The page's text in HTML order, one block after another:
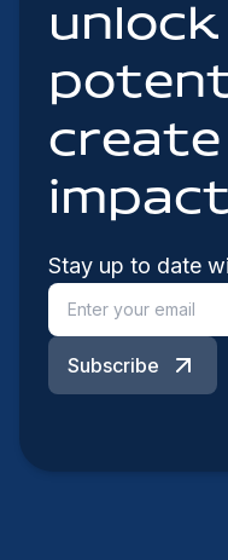
create
Stay up to date
Subscribe